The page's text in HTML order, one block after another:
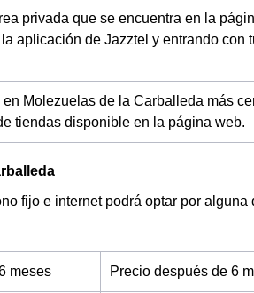
privada que se encuentra en la
aplicación de Jazztel y entrando con
Molezuelas de la Carballeda más
tiendas disponible en la página web.
fijo e internet podrá optar por alguna
meses Precio después de 6